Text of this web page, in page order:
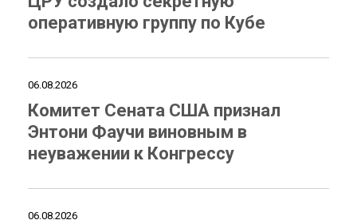
оперативную группу по Кубе
06.08.2026
Комитет Сената США признал
Энтони Фаучи виновным в
неуважении к Конгрессу
06.08.2026